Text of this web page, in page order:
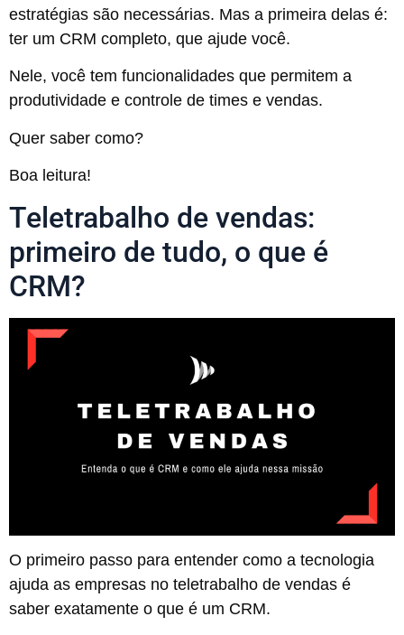
estratégias são necessárias. Mas a primeira delas é:
ter um CRM completo, que ajude você.
Nele, você tem funcionalidades que permitem a
produtividade e controle de times e vendas.
Quer saber como?
Boa leitura!
Teletrabalho de vendas:
primeiro de tudo, o que é
CRM?
O primeiro passo para entender como a tecnologia
ajuda as empresas no teletrabalho de vendas é
saber exatamente o que é um CRM.